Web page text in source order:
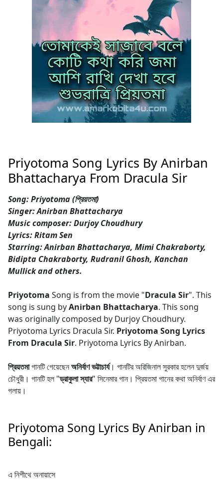
Priyotoma Song Lyrics By Anirban
Bhattacharya From Dracula Sir
Song: Priyotoma (প্রিয়তমা)
Singer: Anirban Bhattacharya
Music composer: Durjoy Choudhury
Lyrics: Ritam Sen
Starring: Anirban Bhattacharya, Mimi Chakraborty,
Bidipta Chakraborty, Rudranil Ghosh, Kanchan
Mullick and others.
Priyotoma Song is from the movie "Dracula Sir". This
song is sung byAnirban Bhattacharya. This song
was originally composed by Durjoy Choudhury.
Priyotoma Lyrics Dracula Sir. Priyotoma Song Lyrics
From Dracula Sir. Priyotoma Lyrics By Anirban.
প্রিয়তমাগানটি গেয়েছেনঅনির্বাণ ভট্টাচার্য। গানটির অরিজিনাল সুরকার হলেন দুর্জয়
চৌধুরী। গানটি হল "ড্রাকুলা স্যার" সিনেমার গান। প্রিয়তমা গানের কথা অনির্বাণ এর
গলায়।
Priyotoma Song Lyrics By Anirban in
Bengali:
এ নিশীথে অনায়াসে